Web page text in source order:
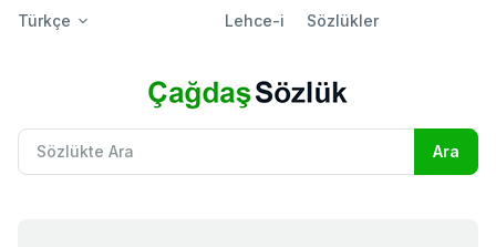
Türkçe Lehce-i Sözlükler